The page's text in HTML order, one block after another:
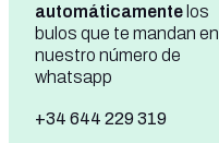
automáticamente los
bulos que te mandan en
nuestro número de
whatsapp
+34 644 229 319